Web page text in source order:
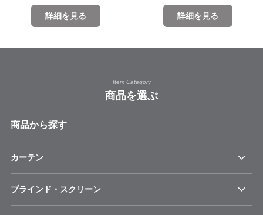
詳細を見る 詳細を見る
Item Category
商品を選ぶ
商品から探す
カーテン
ブラインド・スクリーン